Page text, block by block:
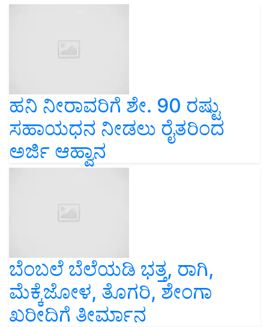
ಹನಿ ನೀರಾವರಿಗೆ ಶೇ. 90 ರಷ್ಟು
ಸಹಾಯಧನ ನೀಡಲು ರೈತರಿಂದ
ಅರ್ಜಿ ಆಹ್ವಾನ
ಬೆಂಬಲೆ ಬೆಲೆಯಡಿ ಭತ್ತ, ರಾಗಿ,
ಮೆಕ್ಕೆಜೋಳ, ತೊಗರಿ, ಶೇಂಗಾ
ಖರೀದಿಗೆ ತೀರ್ಮಾನ